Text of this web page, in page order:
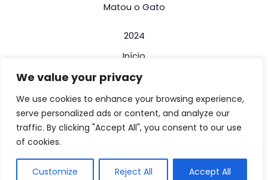
We value your privacy
We use cookies to enhance your browsing experience,
serve personalized ads or content, and analyze our
traffic. By clicking "Accept All", you consent to our use
of cookies.
Customize Reject All Accept All
Matou o Gato
2024
Início
Termos e Condições
Politica de Privacidade
Contactos
Contactos de emergência e interesse
Sobre nós